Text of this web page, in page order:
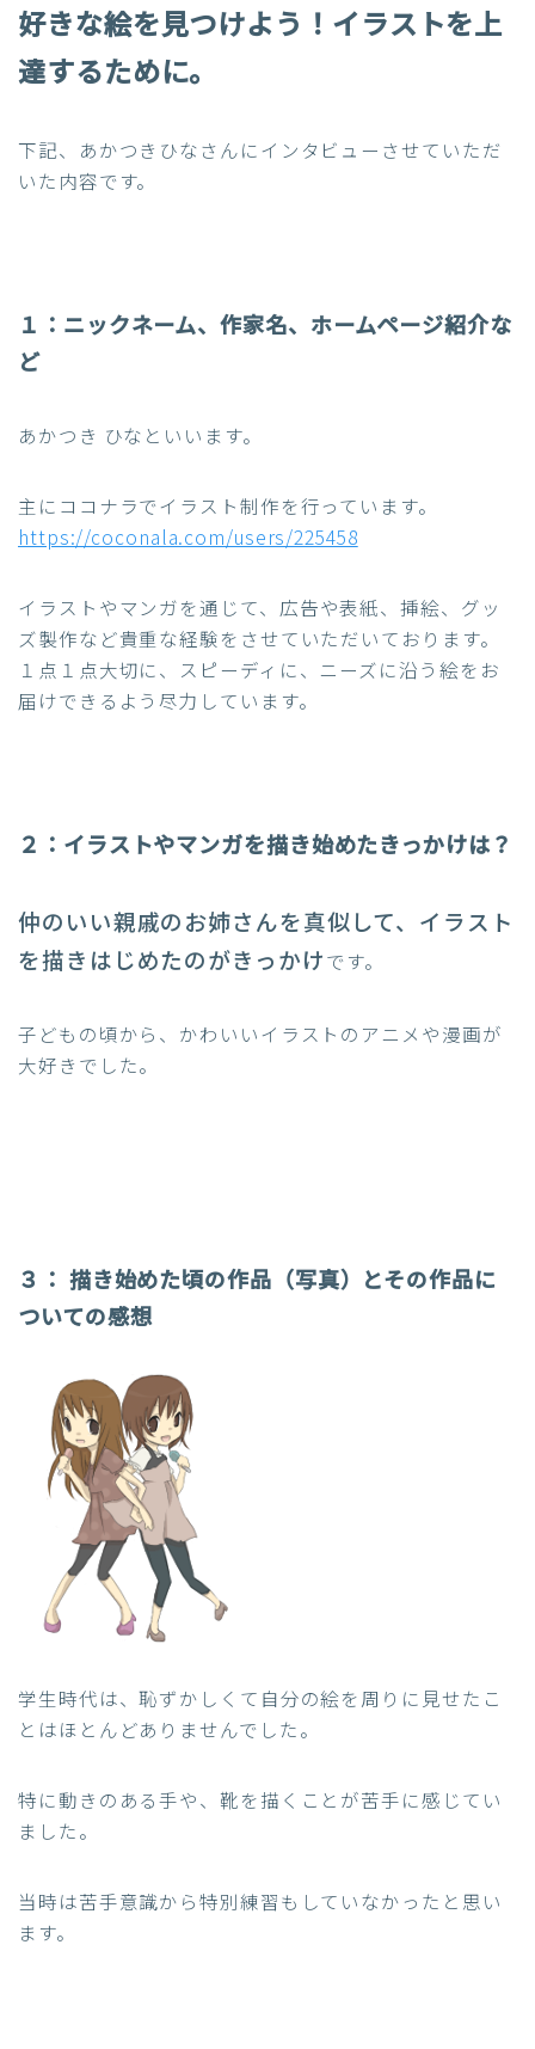
好きな絵を見つけよう！イラストを上
達するために。
下記、あかつきひなさんにインタビューさせていただ
いた内容です。
１： ニックネーム、作家名、ホームページ紹介な
ど
あかつき ひなといいます。
主にココナラでイラスト制作を行っています。
https://coconala.com/users/225458
イラストやマンガを通じて、 広告や表紙、挿絵、グッ
ズ製作など貴重な経験をさせていただいております。
１点１点大切に、スピーディに、ニーズに沿う絵をお
届けできるよう尽力しています。
２：イラストやマンガを描き始めたきっかけは？
仲のいい親戚のお姉さんを真似して、イラスト
を描きはじめたのがきっかけです。
子どもの頃から、かわいいイラストのアニメや漫画が
大好きでした。
３： 描き始めた頃の作品（写真）とその作品に
ついての感想
学生時代は、恥ずかしくて自分の絵を周りに見せたこ
とはほとんどありませんでした。
特に動きのある手や、靴を描くことが苦手に感じてい
ました。
当時は苦手意識から特別練習もしていなかったと思い
ます。